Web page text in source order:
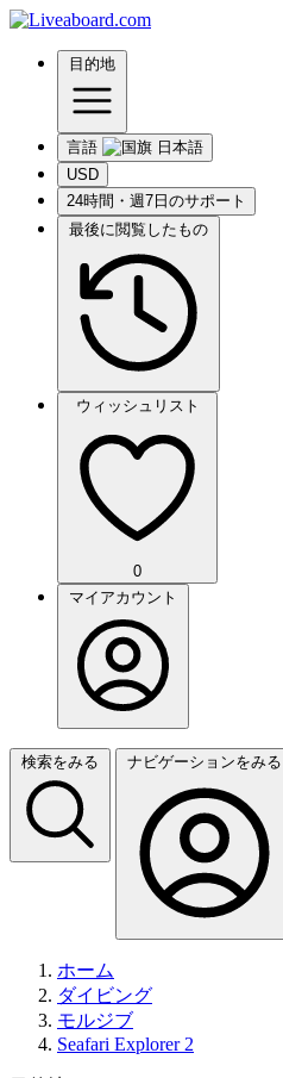
目的地
言語
USD
24時間・週7日のサポート
最後に閲覧したもの
ウィッシュリスト
0
マイアカウント
検索をみる ナビゲーションをみる
ホーム
ダイビング
モルジブ
Seafari Explorer 2